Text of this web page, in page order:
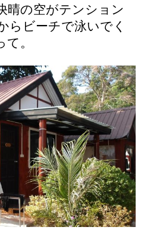
晴の空がテンション
らビーチで泳いでく
。